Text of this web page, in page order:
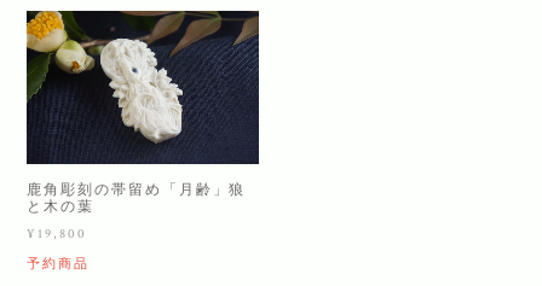
鹿角彫刻の帯留め「月齢」狼
と木の葉
¥19,800
予約商品